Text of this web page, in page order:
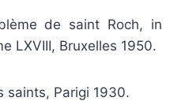
de saint Roch, in
LXVIII, Bruxelles 1950.
saints, Parigi 1930.